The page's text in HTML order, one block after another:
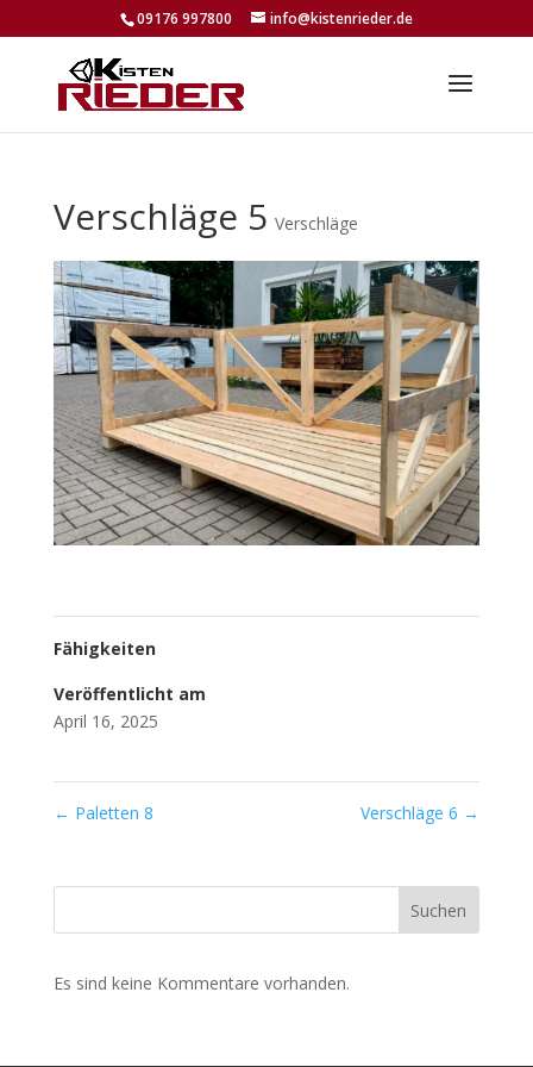
09176 997800 info@kistenrieder.de
Verschläge 5 Verschläge
Fähigkeiten
Veröffentlicht am
April 16, 2025
← Paletten 8 Verschläge 6 →
Suchen
Es sind keine Kommentare vorhanden.